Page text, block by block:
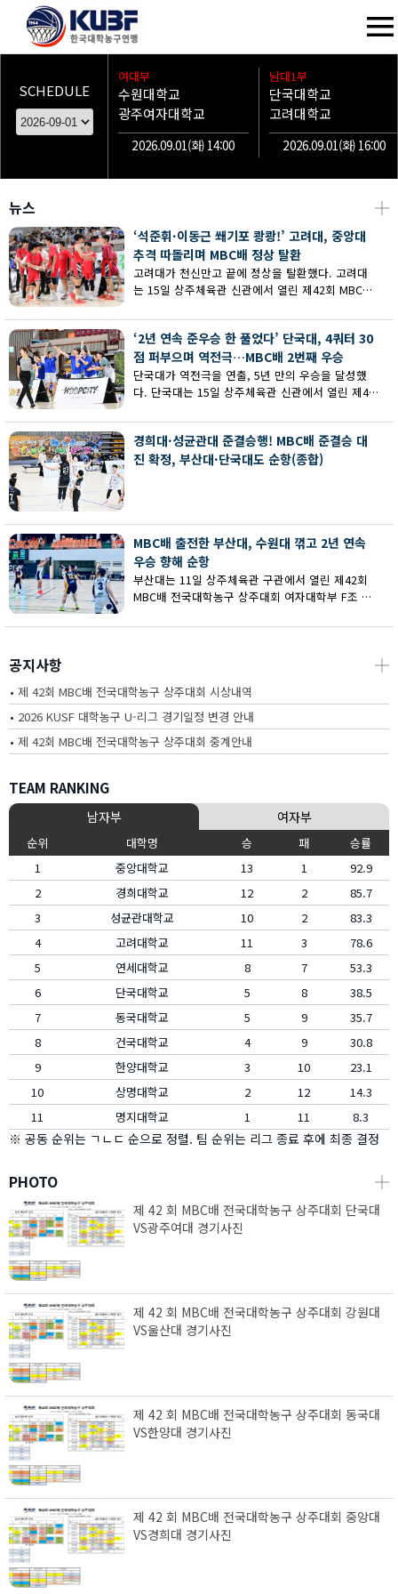
SCHEDULE
여대부
수원대학교
광주여자대학교
2026.09.01(화) 14:00
남대1부
단국대학교
고려대학교
2026.09.01(화) 16:00
뉴스 ┼
‘석준휘·이동근 쐐기포 쾅쾅!’ 고려대, 중앙대
추격 따돌리며 MBC배 정상 탈환
고려대가 천신만고 끝에 정상을 탈환했다. 고려대
는 15일 상주체육관 신관에서 열린 제42회 MBC배
추격을 따돌리며 73-62로 승리했다.
‘2년 연속 준우승 한 풀었다’ 단국대, 4쿼터 30
점 퍼부으며 역전극…MBC배 2번째 우승
단국대가 역전극을 연출, 5년 만의 우승을 달성했
다. 단국대는 15일 상주체육관 신관에서 열린 제42
서 부산대에 73-67로 역전승했다.
경희대·성균관대 준결승행! MBC배 준결승 대
진 확정, 부산대·단국대도 순항(종합)
MBC배 출전한 부산대, 수원대 꺾고 2년 연속
우승 향해 순항
부산대는 11일 상주체육관 구관에서 열린 제42회
MBC배 전국대학농구 상주대회 여자대학부 F조 예
공지사항 ┼
• 제 42회 MBC배 전국대학농구 상주대회 시상내역
• 2026 KUSF 대학농구 U-리그 경기일정 변경 안내
• 제 42회 MBC배 전국대학농구 상주대회 중계안내
TEAM RANKING
남자부 여자부
순위 대학명 승 패
승률
1
중앙대학교 13 1
92.9
2
경희대학교 12 2
85.7
3
성균관대학교 10 2
83.3
4
고려대학교 11 3
78.6
5
연세대학교 8 7
53.3
6
단국대학교 5 8
38.5
7
동국대학교 5 9
35.7
8
건국대학교 4 9
30.8
9
한양대학교 3 10
23.1
10
상명대학교 2 12
14.3
11
명지대학교 1 11 8.3
※ 공동 순위는 ㄱㄴㄷ 순으로 정렬. 팀 순위는 리그 종료 후에 최종 결정
PHOTO ┼
제 42 회 MBC배 전국대학농구 상주대회 단국대
VS광주여대 경기사진
제 42 회 MBC배 전국대학농구 상주대회 강원대
VS울산대 경기사진
제 42 회 MBC배 전국대학농구 상주대회 동국대
VS한양대 경기사진
제 42 회 MBC배 전국대학농구 상주대회 중앙대
VS경희대 경기사진